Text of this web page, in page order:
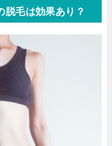
脱毛は効果あり？